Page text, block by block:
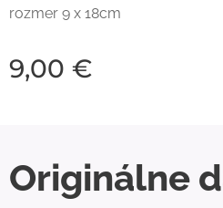
rozmer 9 x 18cm
9,00 €
Originálne